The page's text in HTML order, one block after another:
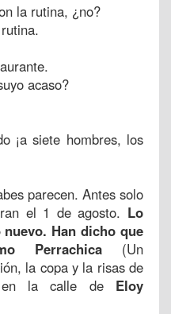
la rutina, ¿no?
acaso?
¡a siete hombres, los
parecen. Antes solo
el 1 de agosto. Lo
Han dicho que
Perrachica(Un
la copa y la risas de
en la calle de Eloy